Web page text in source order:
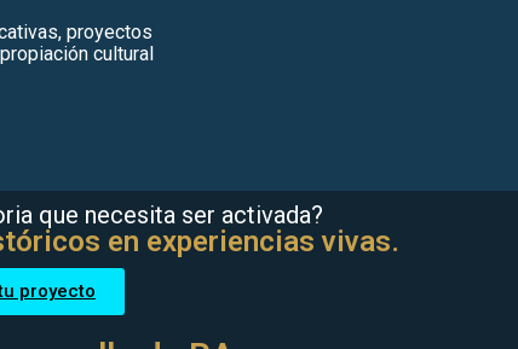
proyectos
cultural
que necesita ser activada?
en experiencias vivas.
proyecto